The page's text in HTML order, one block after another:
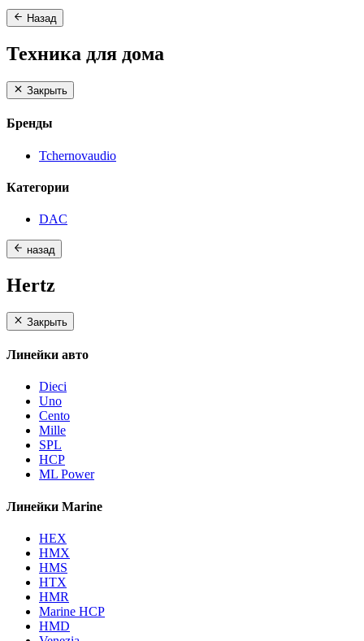
Назад
Техника для дома
Закрыть
Бренды
Tchernovaudio
Категории
DAC
назад
Hertz
Закрыть
Линейки авто
Dieci
Uno
Cento
Mille
SPL
HCP
ML Power
Линейки Marine
HEX
HMX
HMS
HTX
HMR
Marine HCP
HMD